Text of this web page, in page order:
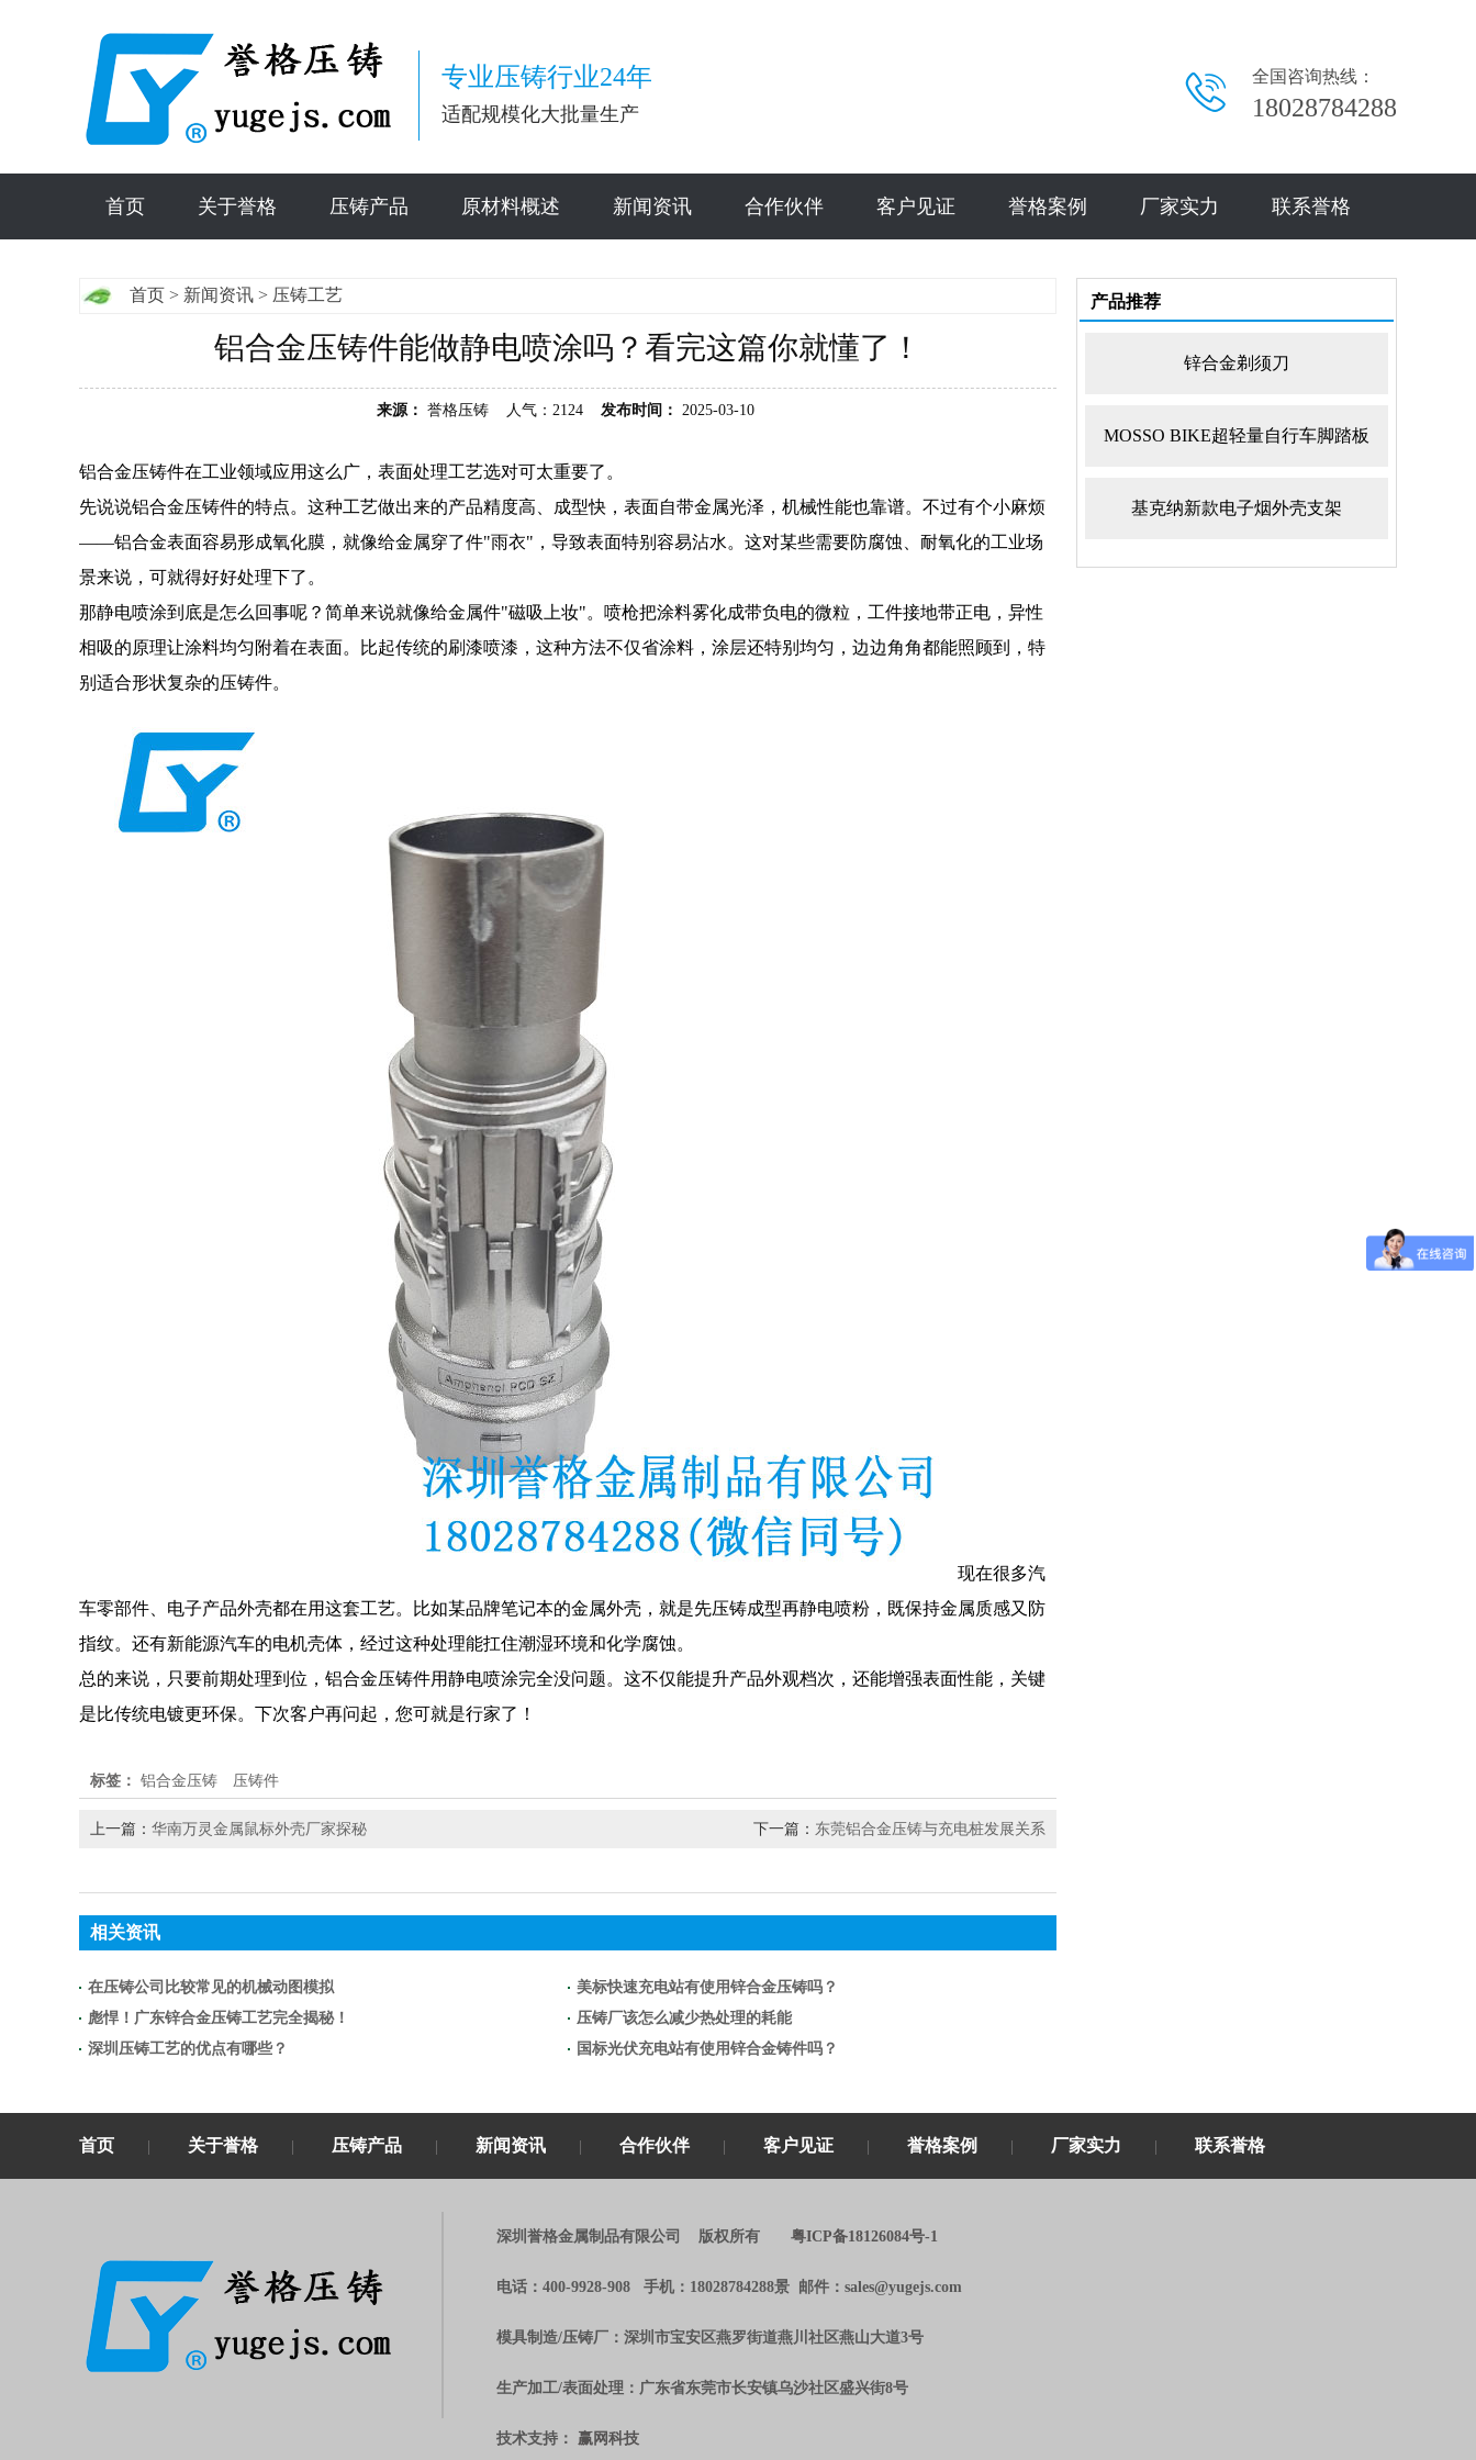
专业压铸行业24年
适配规模化大批量生产
全国咨询热线：
18028784288
首页 关于誉格 压铸产品 原材料概述 新闻资讯 合作伙伴 客户见证 誉格案例 厂家实力 联系誉格
产品推荐
锌合金剃须刀
MOSSO BIKE超轻量自行车脚踏板
基克纳新款电子烟外壳支架
首页 > 新闻资讯 > 压铸工艺
铝合金压铸件能做静电喷涂吗？看完这篇你就懂了！
来源： 誉格压铸 人气：2124 发布时间： 2025-03-10
铝合金压铸件在工业领域应用这么广，表面处理工艺选对可太重要了。
先说说铝合金压铸件的特点。这种工艺做出来的产品精度高、成型快，表面自带金属光泽，机械性能也靠谱。不过有个小麻烦
——铝合金表面容易形成氧化膜，就像给金属穿了件"雨衣"，导致表面特别容易沾水。这对某些需要防腐蚀、耐氧化的工业场
景来说，可就得好好处理下了。
那静电喷涂到底是怎么回事呢？简单来说就像给金属件"磁吸上妆"。喷枪把涂料雾化成带负电的微粒，工件接地带正电，异性
相吸的原理让涂料均匀附着在表面。比起传统的刷漆喷漆，这种方法不仅省涂料，涂层还特别均匀，边边角角都能照顾到，特
别适合形状复杂的压铸件。
现在很多汽
车零部件、电子产品外壳都在用这套工艺。比如某品牌笔记本的金属外壳，就是先压铸成型再静电喷粉，既保持金属质感又防
指纹。还有新能源汽车的电机壳体，经过这种处理能扛住潮湿环境和化学腐蚀。
总的来说，只要前期处理到位，铝合金压铸件用静电喷涂完全没问题。这不仅能提升产品外观档次，还能增强表面性能，关键
是比传统电镀更环保。下次客户再问起，您可就是行家了！
标签： 铝合金压铸 压铸件
下一篇： 东莞铝合金压铸与充电桩发展关系
上一篇： 华南万灵金属鼠标外壳厂家探秘
相关资讯
在压铸公司比较常见的机械动图模拟
美标快速充电站有使用锌合金压铸吗？
彪悍！广东锌合金压铸工艺完全揭秘！
压铸厂该怎么减少热处理的耗能
深圳压铸工艺的优点有哪些？
国标光伏充电站有使用锌合金铸件吗？
首页 关于誉格 压铸产品 新闻资讯 合作伙伴 客户见证 誉格案例 厂家实力 联系誉格
深圳誉格金属制品有限公司 版权所有 粤ICP备18126084号-1
电话： 400-9928-908 手机： 18028784288景 邮件： sales@yugejs.com
模具制造/压铸厂： 深圳市宝安区燕罗街道燕川社区燕山大道3号
生产加工/表面处理： 广东省东莞市长安镇乌沙社区盛兴街8号
技术支持： 赢网科技